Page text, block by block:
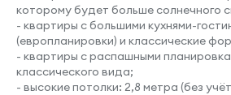
которому будет больше солнечного
- квартиры с большими кухнями-
(европланировки) и классические
- квартиры с распашными
классического вида;
- высокие потолки: 2,8 метра (без